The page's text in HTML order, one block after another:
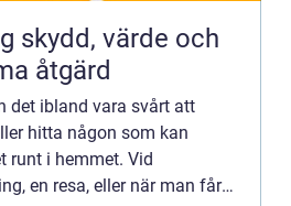
åtgärd
det ibland vara svårt att
hitta någon som kan
runt i hemmet. Vid
en resa, eller när man får